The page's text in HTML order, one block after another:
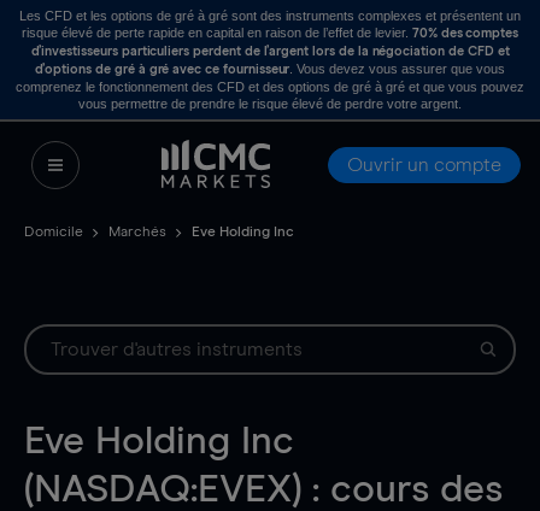
Les CFD et les options de gré à gré sont des instruments complexes et présentent un
risque élevé de perte rapide en capital en raison de l’effet de levier. 70% des comptes
d’investisseurs particuliers perdent de l’argent lors de la négociation de CFD et
d’options de gré à gré avec ce fournisseur . Vous devez vous assurer que vous
comprenez le fonctionnement des CFD et des options de gré à gré et que vous pouvez
vous permettre de prendre le risque élevé de perdre votre argent.
Ouvrir un compte
Domicile Marchés Eve Holding Inc
Eve Holding Inc
(NASDAQ:EVEX) : cours des